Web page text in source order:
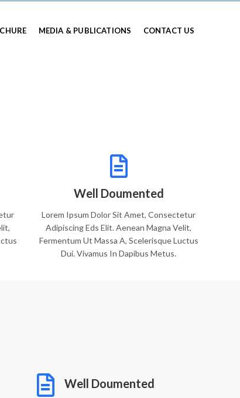
MEDIA & PUBLICATIONS CONTACT US
Well Doumented
Lorem Ipsum Dolor Sit Amet, Consectetur
Adipiscing Eds Elit. Aenean Magna Velit,
Fermentum Ut Massa A, Scelerisque Luctus
Dui. Vivamus In Dapibus Metus.
Well Doumented